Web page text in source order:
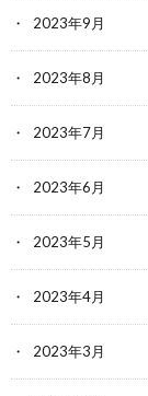
2023年9月
2023年8月
2023年7月
2023年6月
2023年5月
2023年4月
2023年3月